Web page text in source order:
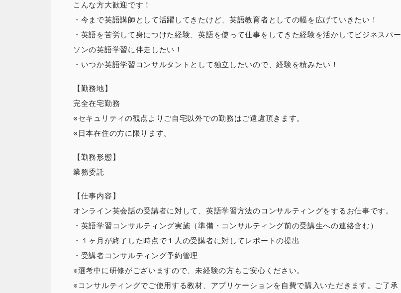
こんな方大歓迎です！
・今まで英語講師として活躍してきたけど、英語教育者としての幅を広げていきたい！
・英語を苦労して身につけた経験、英語を使って仕事をしてきた経験を活かしてビジネスパー
ソンの英語学習に伴走したい！
・いつか英語学習コンサルタントとして独立したいので、経験を積みたい！
【勤務地】
完全在宅勤務
※セキュリティの観点よりご自宅以外での勤務はご遠慮頂きます。
※日本在住の方に限ります。
【勤務形態】
業務委託
【仕事内容】
オンライン英会話の受講者に対して、英語学習方法のコンサルティングをするお仕事です。
・英語学習コンサルティング実施（準備・コンサルティング前の受講生への連絡含む）
・１ヶ月が終了した時点で１人の受講者に対してレポートの提出
・受講者コンサルティング予約管理
※選考中に研修がございますので、未経験の方もご安心ください。
※コンサルティングでご使用する教材、アプリケーションを自費で購入いただきます。ご了承